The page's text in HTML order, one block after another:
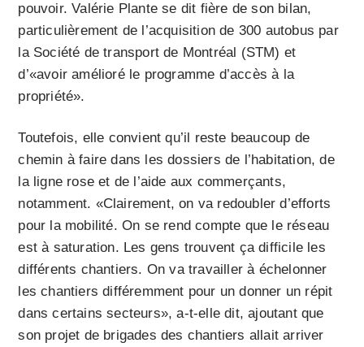
pouvoir. Valérie Plante se dit fière de son bilan,
particulièrement de l’acquisition de 300 autobus par
la Société de transport de Montréal (STM) et
d’«avoir amélioré le programme d’accès à la
propriété».
Toutefois, elle convient qu’il reste beaucoup de
chemin à faire dans les dossiers de l’habitation, de
la ligne rose et de l’aide aux commerçants,
notamment. «Clairement, on va redoubler d’efforts
pour la mobilité. On se rend compte que le réseau
est à saturation. Les gens trouvent ça difficile les
différents chantiers. On va travailler à échelonner
les chantiers différemment pour un donner un répit
dans certains secteurs», a-t-elle dit, ajoutant que
son projet de brigades des chantiers allait arriver